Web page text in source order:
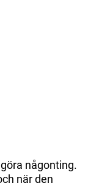
någonting.
när den